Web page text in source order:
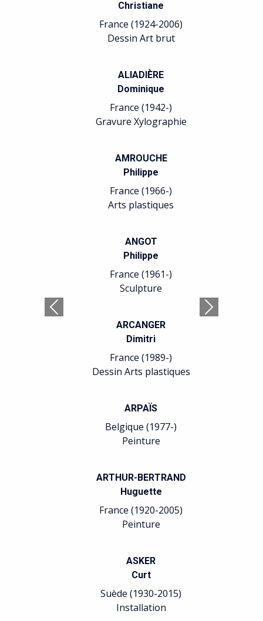
Alain
France (1957-)
Peinture
BALTAZAR
Julius
France (1949-)
Arts plastiques
BARREAU
Sophie
France (1955-)
Sculpture
BATICLE
Isabelle
France (1966-)
Calligraphie Peinture
BAUDÉ
Jean-François
France (1946-)
Arts plastiques
BELGEONNE
Gabriel
Belgique (1935-)
BELLMER
Hans
Allemagne France (1902-
avec le Surréalisme.
BELLONI